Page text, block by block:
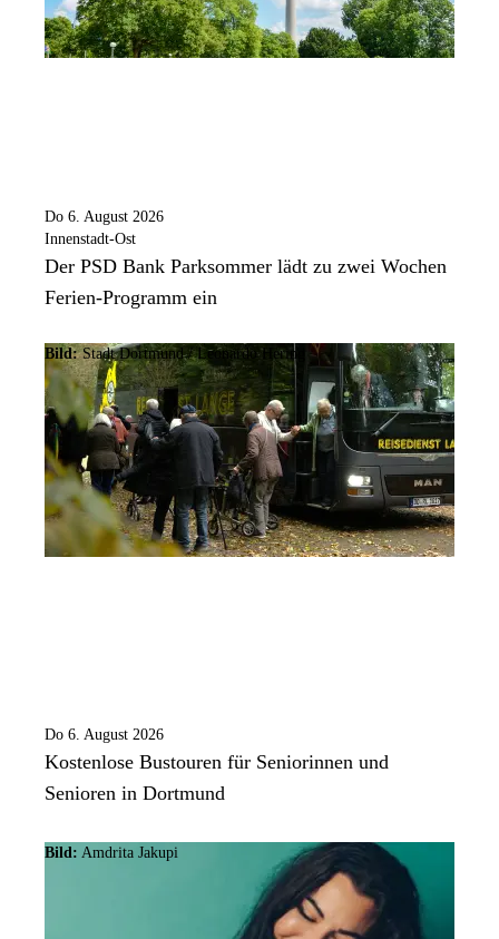
Do 6. August 2026
Innenstadt-Ost
Der PSD Bank Parksommer lädt zu zwei Wochen
Ferien-Programm ein
Bild: Stadt Dortmund / Leonardo Hering
Do 6. August 2026
Kostenlose Bustouren für Seniorinnen und
Senioren in Dortmund
Bild: Amdrita Jakupi